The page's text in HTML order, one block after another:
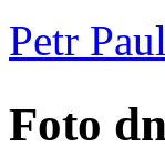
Petr
Foto